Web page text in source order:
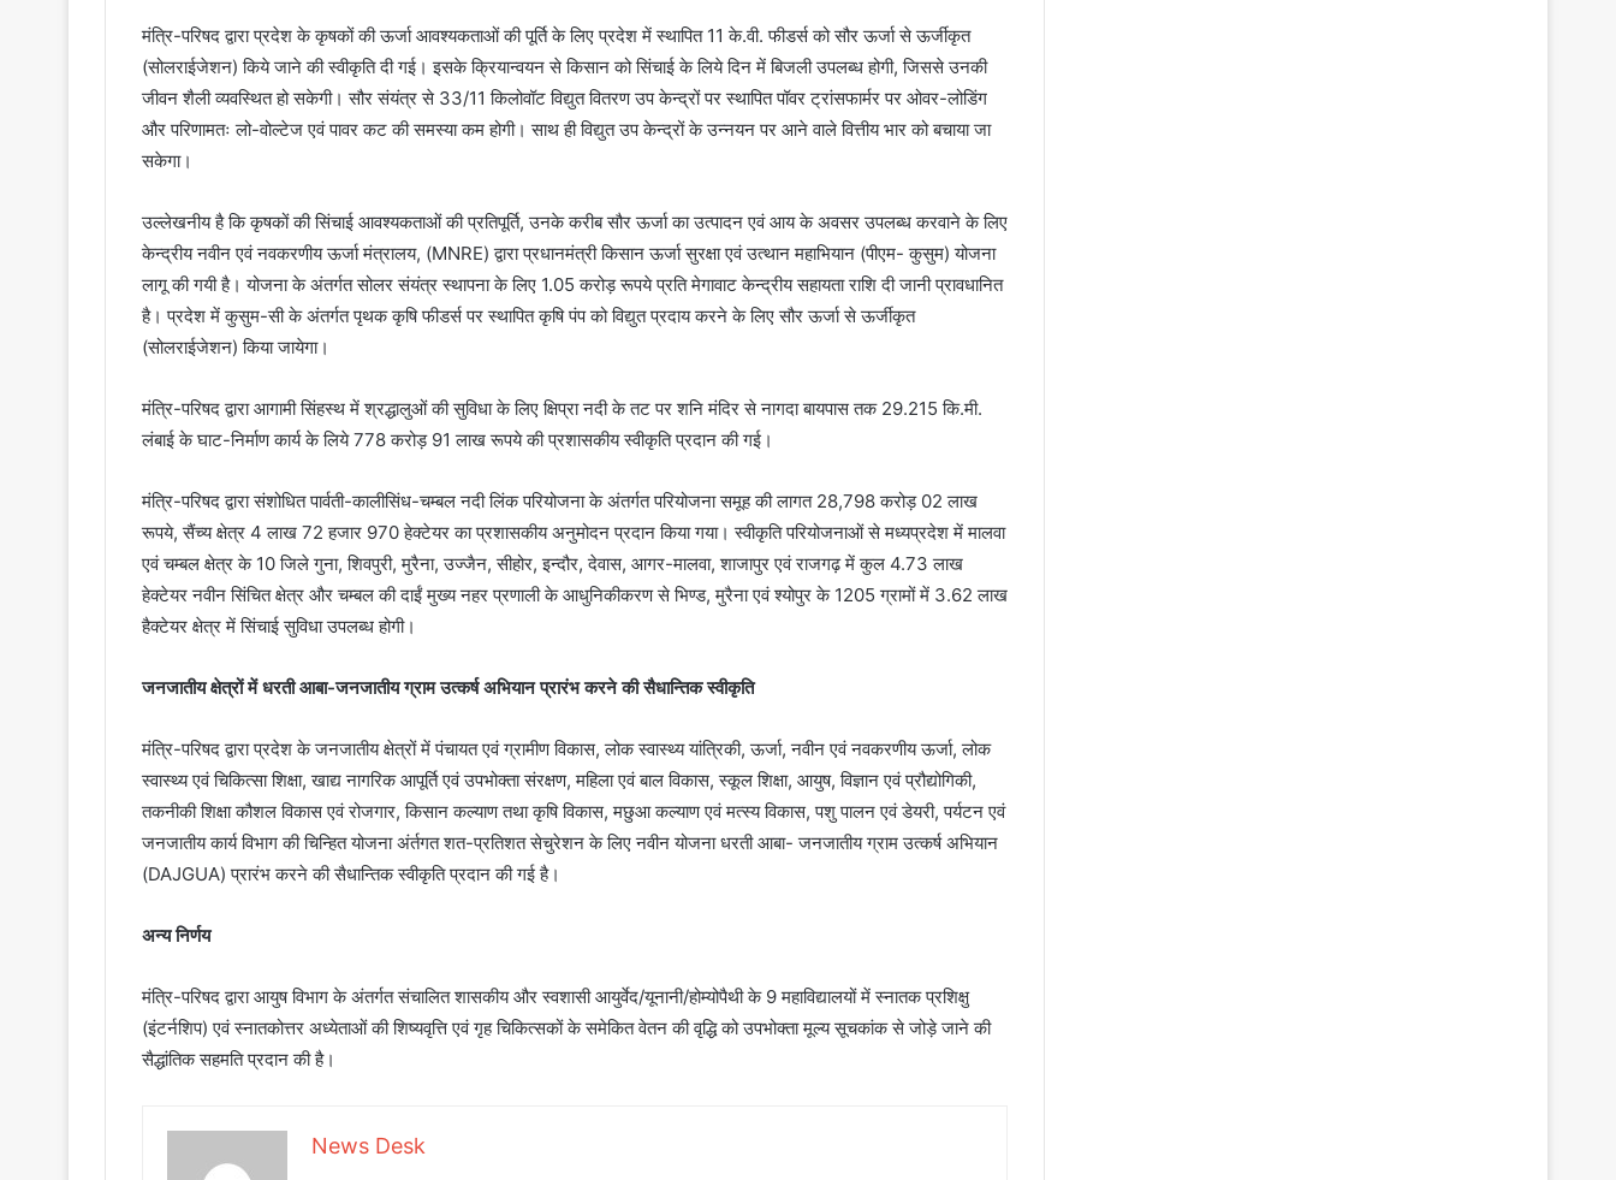
मंत्रि-परिषद द्वारा प्रदेश के कृषकों की ऊर्जा आवश्यकताओं की पूर्ति के लिए प्रदेश में स्थापित 11 के.वी. फीडर्स को सौर ऊर्जा से ऊर्जीकृत
(सोलराईजेशन) किये जाने की स्वीकृति दी गई। इसके क्रियान्वयन से किसान को सिंचाई के लिये दिन में बिजली उपलब्ध होगी, जिससे उनकी
जीवन शैली व्यवस्थित हो सकेगी। सौर संयंत्र से 33/11 किलोवॉट विद्युत वितरण उप केन्द्रों पर स्थापित पॉवर ट्रांसफार्मर पर ओवर-लोडिंग
और परिणामतः लो-वोल्टेज एवं पावर कट की समस्या कम होगी। साथ ही विद्युत उप केन्द्रों के उन्नयन पर आने वाले वित्तीय भार को बचाया जा
सकेगा।
उल्लेखनीय है कि कृषकों की सिंचाई आवश्यकताओं की प्रतिपूर्ति, उनके करीब सौर ऊर्जा का उत्पादन एवं आय के अवसर उपलब्ध करवाने के लिए
केन्द्रीय नवीन एवं नवकरणीय ऊर्जा मंत्रालय, (MNRE) द्वारा प्रधानमंत्री किसान ऊर्जा सुरक्षा एवं उत्थान महाभियान (पीएम- कुसुम) योजना
लागू की गयी है। योजना के अंतर्गत सोलर संयंत्र स्थापना के लिए 1.05 करोड़ रूपये प्रति मेगावाट केन्द्रीय सहायता राशि दी जानी प्रावधानित
है। प्रदेश में कुसुम-सी के अंतर्गत पृथक कृषि फीडर्स पर स्थापित कृषि पंप को विद्युत प्रदाय करने के लिए सौर ऊर्जा से ऊर्जीकृत
(सोलराईजेशन) किया जायेगा।
मंत्रि-परिषद द्वारा आगामी सिंहस्थ में श्रद्धालुओं की सुविधा के लिए क्षिप्रा नदी के तट पर शनि मंदिर से नागदा बायपास तक 29.215 कि.मी.
लंबाई के घाट-निर्माण कार्य के लिये 778 करोड़ 91 लाख रूपये की प्रशासकीय स्वीकृति प्रदान की गई।
मंत्रि-परिषद द्वारा संशोधित पार्वती-कालीसिंध-चम्बल नदी लिंक परियोजना के अंतर्गत परियोजना समूह की लागत 28,798 करोड़ 02 लाख
रूपये, सैंच्य क्षेत्र 4 लाख 72 हजार 970 हेक्टेयर का प्रशासकीय अनुमोदन प्रदान किया गया। स्वीकृति परियोजनाओं से मध्यप्रदेश में मालवा
एवं चम्बल क्षेत्र के 10 जिले गुना, शिवपुरी, मुरैना, उज्जैन, सीहोर, इन्दौर, देवास, आगर-मालवा, शाजापुर एवं राजगढ़ में कुल 4.73 लाख
हेक्टेयर नवीन सिंचित क्षेत्र और चम्बल की दाईं मुख्य नहर प्रणाली के आधुनिकीकरण से भिण्ड, मुरैना एवं श्योपुर के 1205 ग्रामों में 3.62 लाख
हैक्टेयर क्षेत्र में सिंचाई सुविधा उपलब्ध होगी।
जनजातीय क्षेत्रों में धरती आबा-जनजातीय ग्राम उत्कर्ष अभियान प्रारंभ करने की सैधान्तिक स्वीकृति
मंत्रि-परिषद द्वारा प्रदेश के जनजातीय क्षेत्रों में पंचायत एवं ग्रामीण विकास, लोक स्वास्थ्य यांत्रिकी, ऊर्जा, नवीन एवं नवकरणीय ऊर्जा, लोक
स्वास्थ्य एवं चिकित्सा शिक्षा, खाद्य नागरिक आपूर्ति एवं उपभोक्ता संरक्षण, महिला एवं बाल विकास, स्कूल शिक्षा, आयुष, विज्ञान एवं प्रौद्योगिकी,
तकनीकी शिक्षा कौशल विकास एवं रोजगार, किसान कल्याण तथा कृषि विकास, मछुआ कल्याण एवं मत्स्य विकास, पशु पालन एवं डेयरी, पर्यटन एवं
जनजातीय कार्य विभाग की चिन्हित योजना अंर्तगत शत-प्रतिशत सेचुरेशन के लिए नवीन योजना धरती आबा- जनजातीय ग्राम उत्कर्ष अभियान
(DAJGUA) प्रारंभ करने की सैधान्तिक स्वीकृति प्रदान की गई है।
अन्य निर्णय
मंत्रि-परिषद द्वारा आयुष विभाग के अंतर्गत संचालित शासकीय और स्वशासी आयुर्वेद/यूनानी/होम्योपैथी के 9 महाविद्यालयों में स्नातक प्रशिक्षु
(इंटर्नशिप) एवं स्नातकोत्तर अध्येताओं की शिष्यवृत्ति एवं गृह चिकित्सकों के समेकित वेतन की वृद्धि को उपभोक्ता मूल्य सूचकांक से जोड़े जाने की
सैद्धांतिक सहमति प्रदान की है।
News Desk